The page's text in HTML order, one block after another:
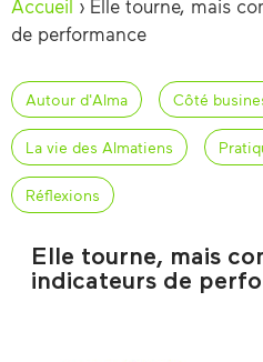
Accueil › Elle tourne, mais
de performance
Autour d'Alma Côté
La vie des Almatiens
Réflexions
Elle tourne, mais
indicateurs de